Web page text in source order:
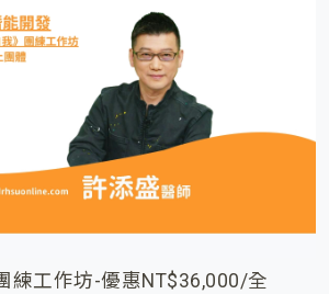
練工作坊-優惠NT$36,000/全